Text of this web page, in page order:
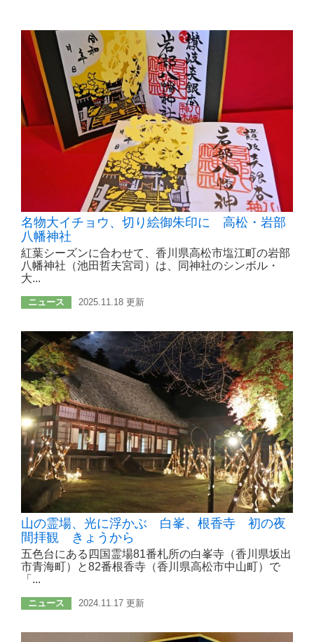
名物大イチョウ、切り絵御朱印に 高松・岩部
八幡神社
紅葉シーズンに合わせて、香川県高松市塩江町の岩部
八幡神社（池田哲夫宮司）は、同神社のシンボル・
大...
ニュース 2025.11.18 更新
山の霊場、光に浮かぶ 白峯、根香寺 初の夜
間拝観 きょうから
五色台にある四国霊場81番札所の白峯寺（香川県坂出
市青海町）と82番根香寺（香川県高松市中山町）で
「...
ニュース 2024.11.17 更新